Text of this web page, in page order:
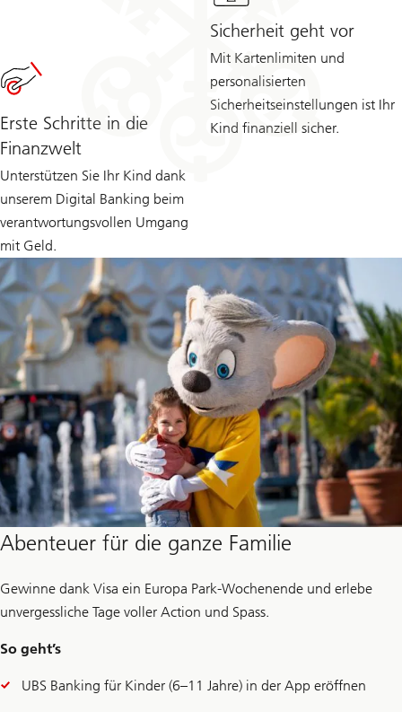
Sicherheit geht vor
Mit Kartenlimiten und
personalisierten
Sicherheitseinstellungen ist Ihr
Kind finanziell sicher.
Erste Schritte in die
Finanzwelt
Unterstützen Sie Ihr Kind dank
unserem Digital Banking beim
verantwortungsvollen Umgang
mit Geld.
Abenteuer für die ganze Familie
Gewinne dank Visa ein Europa Park-Wochenende und erlebe
unvergessliche Tage voller Action und Spass.
So geht’s
UBS Banking für Kinder (6–11 Jahre) in der App eröffnen